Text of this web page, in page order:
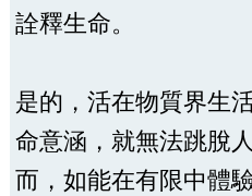
詮釋生命。
是的，活在物質界生
命意涵，就無法跳脫
而，如能在有限中體